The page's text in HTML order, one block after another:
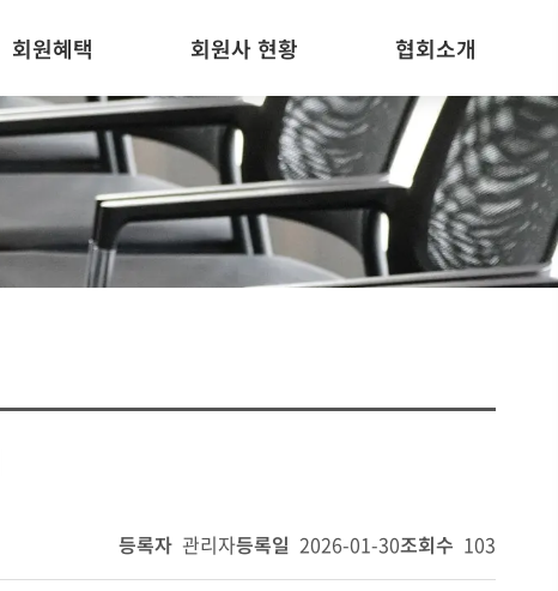
회원혜택 회원사 현황 협회소개
등록자 관리자등록일 2026-01-30조회수 103